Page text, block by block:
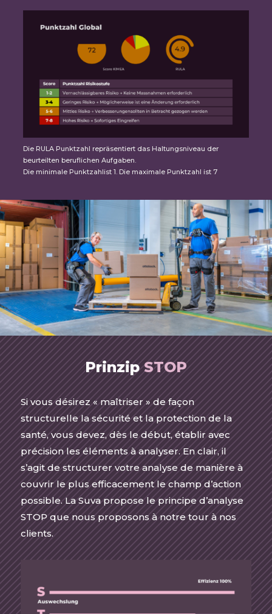
Die RULA Punktzahl repräsentiert das Haltungsniveau der
beurteilten beruflichen Aufgaben.
Die minimale Punktzahlist 1. Die maximale Punktzahl ist 7
PrinzipSTOP
Si vous désirez « maîtriser » de façon
structurelle la sécurité et la protection de la
santé, vous devez, dès le début, établir avec
précision les éléments à analyser. En clair, il
s’agit de structurer votre analyse de manière à
couvrir le plus efficacement le champ d’action
possible. La Suva propose le principe d’analyse
STOP que nous proposons à notre tour à nos
clients.